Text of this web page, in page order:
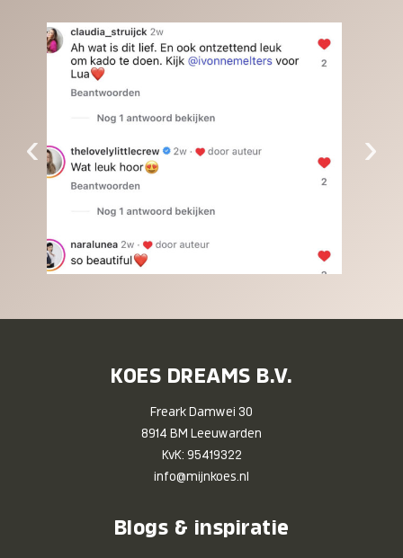
‹ ›
KOES DREAMS B.V.
Freark Damwei 30
8914 BM Leeuwarden
KvK: 95419322
info@mijnkoes.nl
Blogs & inspiratie